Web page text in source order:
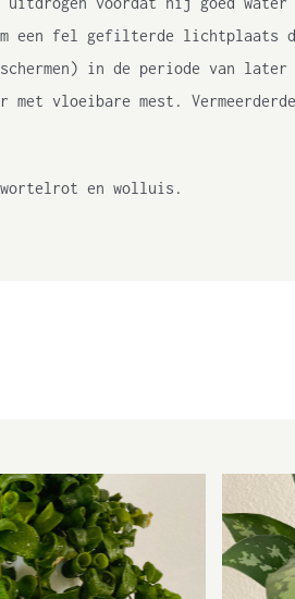
een fel gefilterde
in de periode van
met vloeibare mest.
en wolluis.